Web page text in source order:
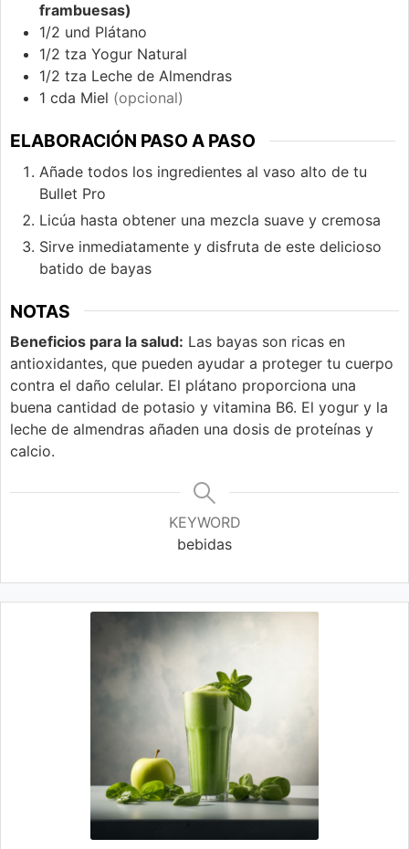
frambuesas)
1/2 und Plátano
1/2 tza Yogur Natural
1/2 tza Leche de Almendras
1 cda Miel (opcional)
ELABORACIÓN PASO A PASO
Añade todos los ingredientes al vaso alto de tu
Bullet Pro
Licúa hasta obtener una mezcla suave y cremosa
Sirve inmediatamente y disfruta de este delicioso
batido de bayas
NOTAS
Beneficios para la salud: Las bayas son ricas en
antioxidantes, que pueden ayudar a proteger tu cuerpo
contra el daño celular. El plátano proporciona una
buena cantidad de potasio y vitamina B6. El yogur y la
leche de almendras añaden una dosis de proteínas y
calcio.
KEYWORD
bebidas